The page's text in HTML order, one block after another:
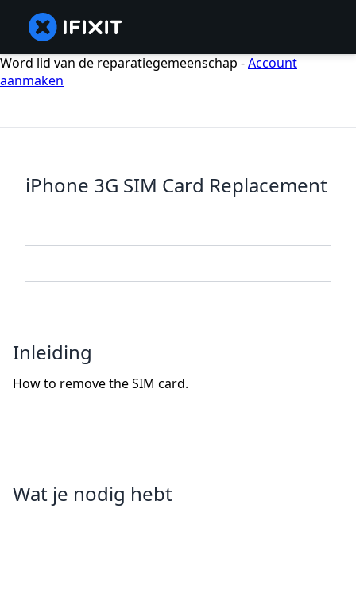
Word lid van de reparatiegemeenschap -Account
aanmaken
iPhone 3G SIM Card Replacement
Inleiding
How to remove the SIM card.
Wat je nodig hebt